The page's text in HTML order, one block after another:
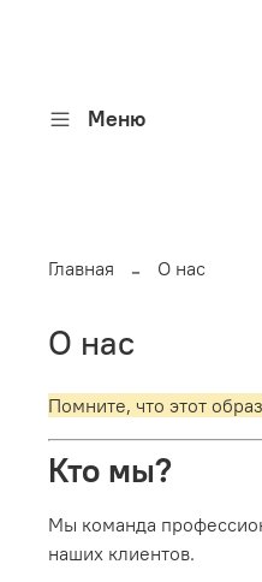
Меню
Главная О нас
О нас
Помните, что этот
Кто мы?
Мы команда
наших клиентов.